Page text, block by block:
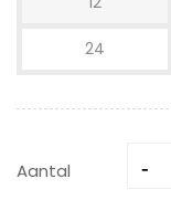
24
Aantal